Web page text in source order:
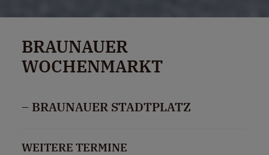
BRAUNAUER
WOCHENMARKT
– BRAUNAUER STADTPLATZ
WEITERE TERMINE